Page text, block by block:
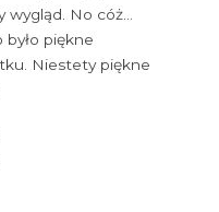
No cóż…
było piękne
Niestety piękne